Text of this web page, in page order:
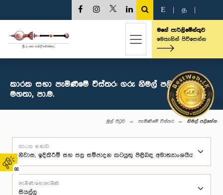
02
E த
මගේ පාර්ලිමේන්තුව
මෙතැනින් පිවිසෙන්න
කාරක සභා පැමිණීමේ විස්තර: ගරු නිමල් පලිහේන
මහතා, පා.ම.
මුල් පිටුව පැමිණීමේ විස්තර නිමල් පලිහේන
කාරක සභාව
පැමිණි/නොපැමිණි